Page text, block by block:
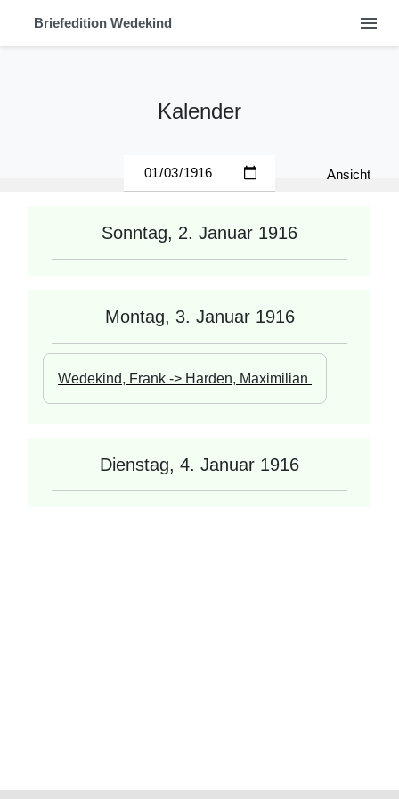
Briefedition Wedekind menu
Kalender
Ansicht
Sonntag, 2. Januar 1916
Montag, 3. Januar 1916
Wedekind, Frank -> Harden, Maximilian
Dienstag, 4. Januar 1916